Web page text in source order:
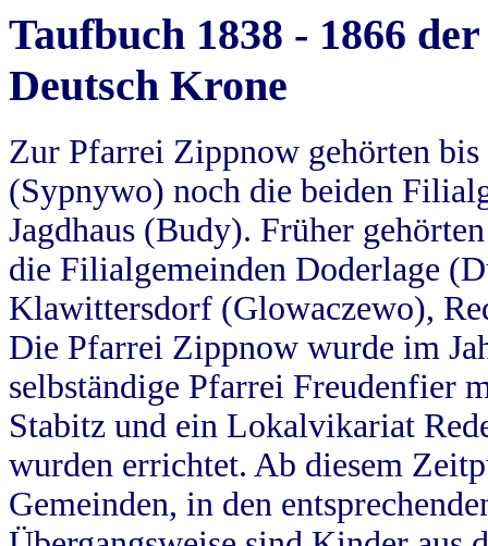
Taufbuch 1838 - 1866
Deutsch Krone
Zur Pfarrei Zippnow gehörten
(Sypnywo) noch die beiden
Jagdhaus (Budy). Früher
die Filialgemeinden Doderlage
Klawittersdorf (Glowaczewo),
Die Pfarrei Zippnow wurde im
selbständige Pfarrei Freudenfier
Stabitz und ein Lokalvikariat
wurden errichtet. Ab diesem
Gemeinden, in den